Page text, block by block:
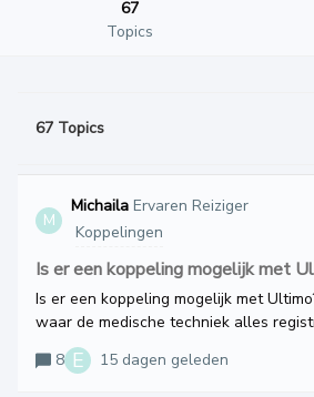
67
Topics
67 Topics
M
Michaila Ervaren Reiziger
Koppelingen
Is er een koppeling mogelijk met
Is er een koppeling mogelijk met
waar de medische techniek alles
en medische hulpmiddelen. Hier staan
8 E 15 dagen geleden